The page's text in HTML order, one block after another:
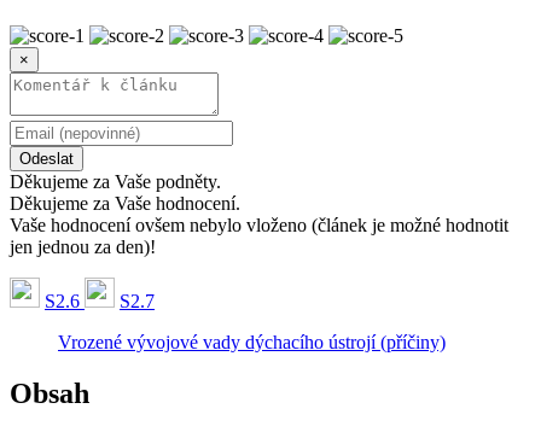
×
Odeslat
Děkujeme za Vaše podněty.
Děkujeme za Vaše hodnocení.
Vaše hodnocení ovšem nebylo vloženo (článek je možné hodnotit
jen jednou za den)!
S2.6
S2.7
Vrozené vývojové vady dýchacího ústrojí (příčiny)
Obsah